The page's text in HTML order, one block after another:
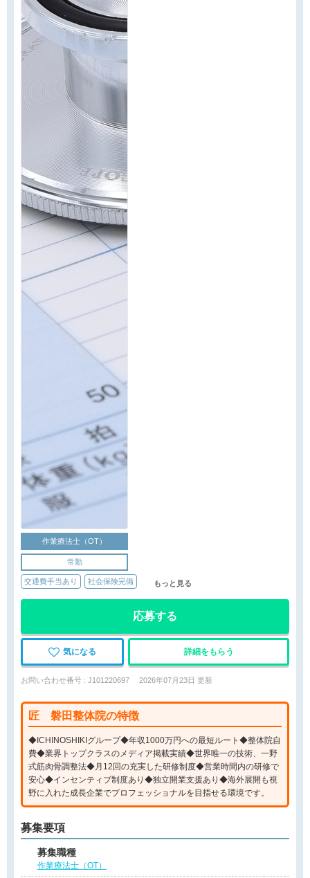
作業療法士（OT）
常勤
交通費手当あり 社会保険完備 もっと見る
応募する
気になる 詳細をもらう
お問い合わせ番号 : J101220697 2026年07月23日 更新
匠 磐田整体院の特徴
◆ICHINOSHIKIグループ◆年収1000万円への最短ルート◆整体院自
費◆業界トップクラスのメディア掲載実績◆世界唯一の技術、一野
式筋肉骨調整法◆月12回の充実した研修制度◆営業時間内の研修で
安心◆インセンティブ制度あり◆独立開業支援あり◆海外展開も視
野に入れた成長企業でプロフェッショナルを目指せる環境です。
募集要項
募集職種
作業療法士（OT）